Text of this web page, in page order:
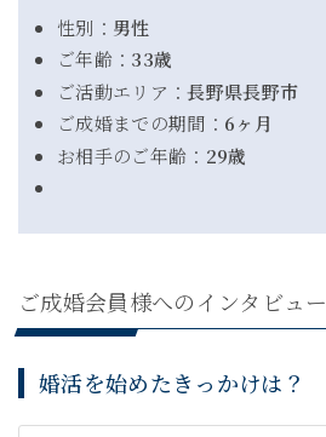
性別： 男性
ご年齢： 33歳
ご活動エリア：長野県長野市
ご成婚までの期間： 6ヶ月
お相手のご年齢： 29歳
ご成婚会員様へのインタビュー
婚活を始めたきっかけは？